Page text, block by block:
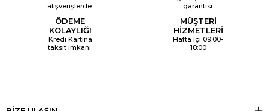
alışverişlerde.
garantisi.
ÖDEME
KOLAYLIĞI
Kredi Kartına
taksit imkanı.
MÜŞTERİ
HİZMETLERİ
Hafta içi 09:00-
18:00